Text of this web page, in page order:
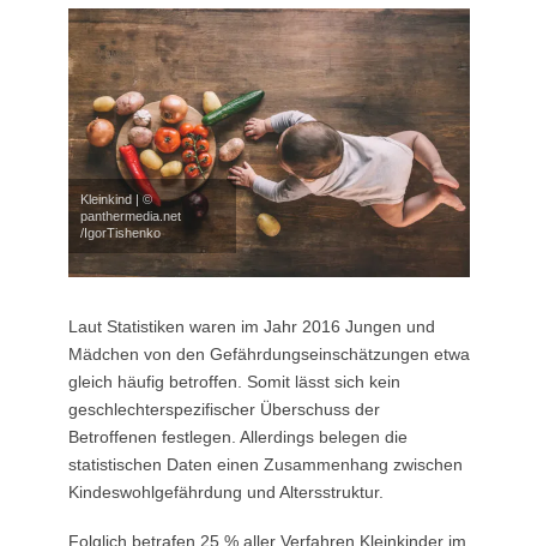
Kleinkind | ©
panthermedia.net
/IgorTishenko
Laut Statistiken waren im Jahr 2016 Jungen und
Mädchen von den Gefährdungseinschätzungen etwa
gleich häufig betroffen. Somit lässt sich kein
geschlechterspezifischer Überschuss der
Betroffenen festlegen. Allerdings belegen die
statistischen Daten einen Zusammenhang zwischen
Kindeswohlgefährdung und Altersstruktur.
Folglich betrafen 25 % aller Verfahren Kleinkinder im